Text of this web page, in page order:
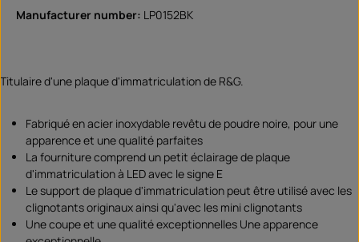
Manufacturer number: LP0152BK
Titulaire d'une plaque d'immatriculation de R&G.
Fabriqué en acier inoxydable revêtu de poudre noire, pour une
apparence et une qualité parfaites
La fourniture comprend un petit éclairage de plaque
d'immatriculation à LED avec le signe E
Le support de plaque d'immatriculation peut être utilisé avec les
clignotants originaux ainsi qu'avec les mini clignotants
Une coupe et une qualité exceptionnelles Une apparence